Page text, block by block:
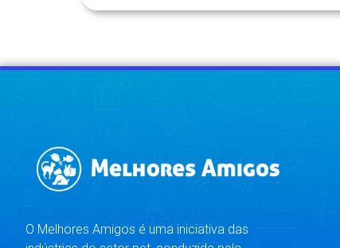
O Melhores Amigos é uma iniciativa das